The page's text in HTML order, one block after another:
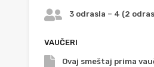
3 odrasla – 4 (2
VAUČERI
Ovaj smeštaj prima